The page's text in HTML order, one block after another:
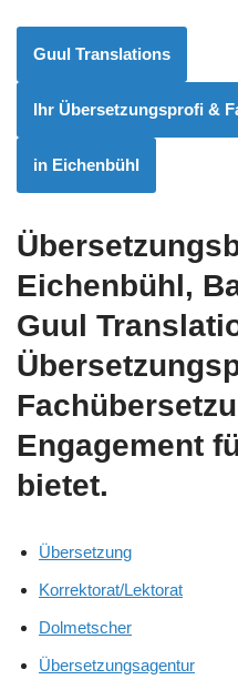
Guul Translations
Ihr Übersetzungsprofi &
in Eichenbühl
Eichenbühl,
Guul
Engagement
bietet.
Übersetzung
Korrektorat/Lektorat
Dolmetscher
Übersetzungsagentur